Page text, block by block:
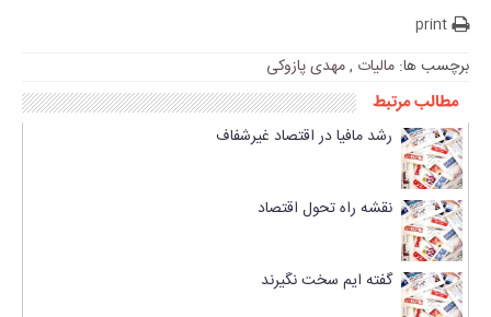
print
برچسب ها: مالیات ,مهدی پازوکی
مطالب مرتبط
رشد مافیا در اقتصاد غیرشفاف
نقشه راه تحول اقتصاد
گفته ایم سخت نگیرند